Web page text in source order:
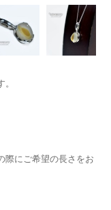
際にご希望の長さをお